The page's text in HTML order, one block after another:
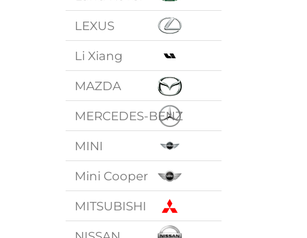
LEXUS
Li Xiang
MAZDA
MERCEDES-BENZ
MINI
Mini Cooper
MITSUBISHI